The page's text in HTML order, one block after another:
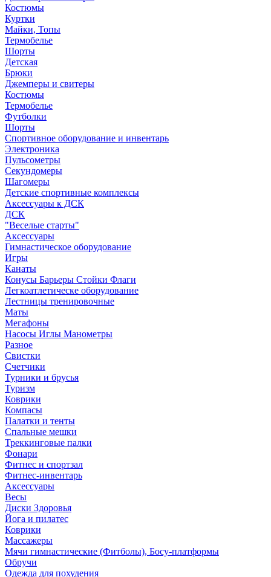
Костюмы
Куртки
Майки, Топы
Термобелье
Шорты
Детская
Брюки
Джемперы и свитеры
Костюмы
Термобелье
Футболки
Шорты
Спортивное оборудование и инвентарь
Электроника
Пульсометры
Секундомеры
Шагомеры
Детские спортивные комплексы
Аксессуары к ДСК
ДСК
"Веселые старты"
Аксессуары
Гимнастическое оборудование
Игры
Канаты
Конусы Барьеры Стойки Флаги
Легкоатлетическе оборудование
Лестницы тренировочные
Маты
Мегафоны
Насосы Иглы Манометры
Разное
Свистки
Счетчики
Турники и брусья
Туризм
Коврики
Компасы
Палатки и тенты
Спальные мешки
Треккинговые палки
Фонари
Фитнес и спортзал
Фитнес-инвентарь
Аксессуары
Весы
Диски Здоровья
Йога и пилатес
Коврики
Массажеры
Мячи гимнастические (Фитболы), Босу-платформы
Обручи
Одежда для похудения